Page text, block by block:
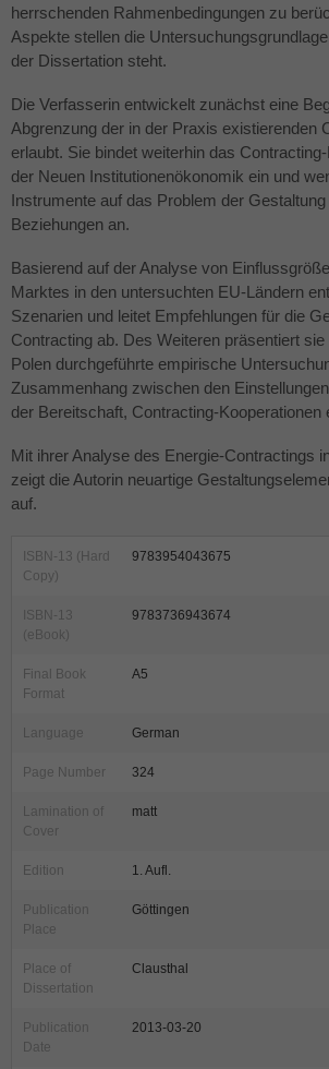
herrschenden Rahmenbedingungen zu
Aspekte stellen die
der Dissertation steht.
Die Verfasserin entwickelt zunächst eine
Abgrenzung der in der Praxis existierenden
erlaubt. Sie bindet weiterhin das
der Neuen Institutionenökonomik ein und
Instrumente auf das Problem der
Beziehungen an.
Basierend auf der Analyse von
Marktes in den untersuchten EU-Ländern
Szenarien und leitet Empfehlungen für die
Contracting ab. Des Weiteren präsentiert
Polen durchgeführte empirische
Zusammenhang zwischen den
der Bereitschaft, Contracting-Kooperationen
Mit ihrer Analyse des Energie-Contractings
zeigt die Autorin neuartige
auf.
ISBN-13 (Hard
Copy)
9783954043675
ISBN-13
(eBook)
9783736943674
Final Book
Format
A5
Language German
Page Number 324
Lamination of
Cover
matt
Edition 1. Aufl.
Publication
Place
Göttingen
Place of
Dissertation
Clausthal
Publication
Date
2013-03-20